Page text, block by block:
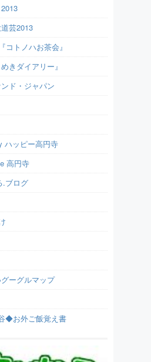
芸2013
コトノハお茶会』
きダイアリー』
ド・ジャパン
ハッピー高円寺
高円寺
.ブログ
ーグルマップ
◆お外ご飯覚え書